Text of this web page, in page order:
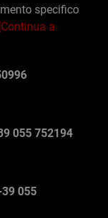
specifico
[Continua a
055 752194
055